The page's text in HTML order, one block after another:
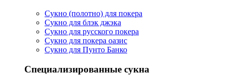
Сукно (полотно) для покера
Сукно для блэк джэка
Сукно для русского покера
Сукно для покера оазис
Сукно для Пунто Банко
Специализированные сукна